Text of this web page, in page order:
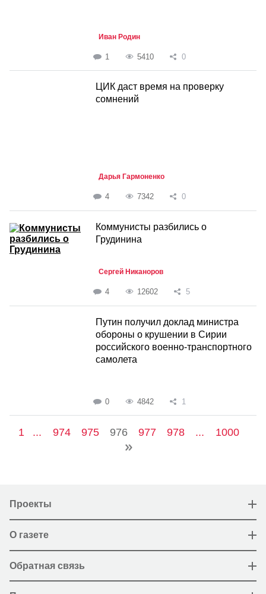
Иван Родин
1 5410 0
ЦИК даст время на проверку
сомнений
Дарья Гармоненко
4 7342 0
Коммунисты разбились о
Грудинина
Сергей Никаноров
4 12602 5
Путин получил доклад министра
обороны о крушении в Сирии
российского военно-транспортного
самолета
0 4842 1
1 ... 974 975 976 977 978 ... 1000
Проекты
О газете
Обратная связь